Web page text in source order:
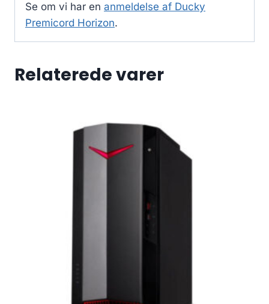
Se om vi har en anmeldelse af Ducky
Premicord Horizon.
Relaterede varer